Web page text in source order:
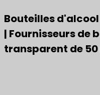
Bouteilles
| Fournisseurs de
transparent de 50